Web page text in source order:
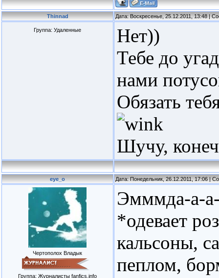
Thinnad Дата: Воскресенье, 25.12.2011, 13:48 |
Группа: Удаленные
Нет))
Тебе до
нами
Обязать
Шучу,
eye_o Дата: Понедельник, 26.12.2011, 17:06 |
Чертополох Владык
Группа: Журналисты fanfics.info
Эмммда-а-
*одевает
кальсоны,
пеплом,